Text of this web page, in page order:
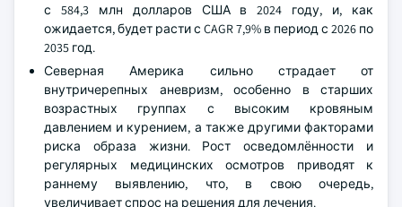
с 584,3 млн долларов США в 2024 году, и, как
ожидается, будет расти с CAGR 7,9% в период с 2026 по
2035 год.
Северная Америка сильно страдает от
внутричерепных аневризм, особенно в старших
возрастных группах с высоким кровяным
давлением и курением, а также другими факторами
риска образа жизни. Рост осведомлённости и
регулярных медицинских осмотров приводят к
раннему выявлению, что, в свою очередь,
увеличивает спрос на решения для лечения.